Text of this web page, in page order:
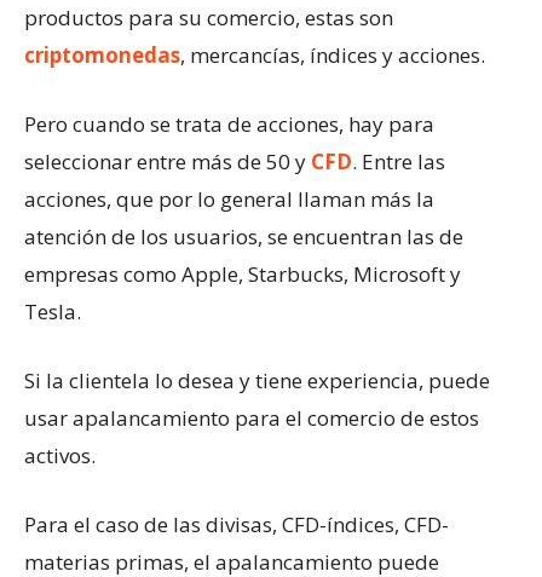
productos para su comercio, estas son
criptomonedas, mercancías, índices y acciones.
Pero cuando se trata de acciones, hay para
seleccionar entre más de 50 y CFD. Entre las
acciones, que por lo general llaman más la
atención de los usuarios, se encuentran las de
empresas como Apple, Starbucks, Microsoft y
Tesla.
Si la clientela lo desea y tiene experiencia, puede
usar apalancamiento para el comercio de estos
activos.
Para el caso de las divisas, CFD-índices, CFD-
materias primas, el apalancamiento puede